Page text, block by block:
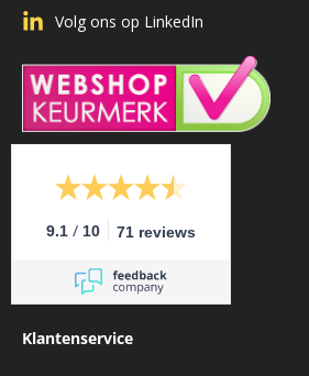
Volg ons op LinkedIn
9.1 / 10 71 reviews
Klantenservice